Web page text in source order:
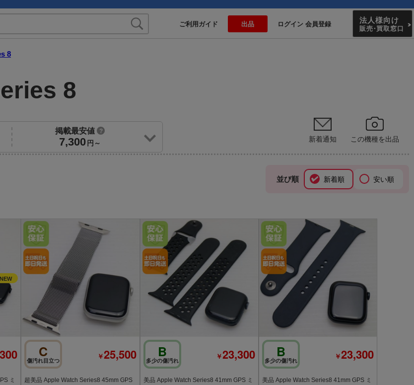
ご利用ガイド 出品 ログイン 会員登録 法人様向け
販売・買取窓口
8
8
掲載最安値 ?
7,300 円～ 新着通知 この機種を出品
並び順 新着順 安い順
ミ
C
傷汚れ目立つ ￥25,500
超美品 Apple Watch Series8 45mm GPS
B
多少の傷汚れ ￥23,300
美品 Apple Watch Series8 41mm GPS ミ
B
多少の傷汚れ ￥23,300
美品 Apple Watch Series8 41mm GPS ミ